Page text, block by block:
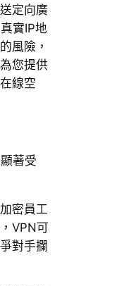
定向廣
實IP地
風險，
您提供
線空
著受
密員工
VPN可
對手攔